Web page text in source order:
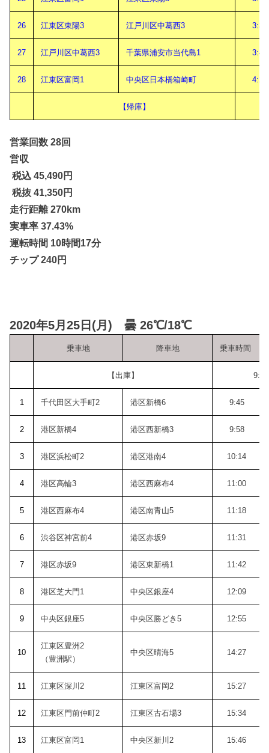
26 江東区東陽3 江戸川区中葛西3 3:33
27 江戸川区中葛西3 千葉県浦安市当代島1 3:48
28 江東区富岡1 中央区日本橋箱崎町 4:22
【帰庫】
営業回数 28回
営収
税込 45,490円
税抜 41,350円
走行距離 270km
実車率 37.43%
運転時間 10時間17分
チップ 240円
2020年5月25日(月) 曇 26℃/18℃
乗車地 降車地 乗車時間
【出庫】 9:27
1 千代田区大手町2 港区新橋6 9:45
2 港区新橋4 港区西新橋3 9:58
3 港区浜松町2 港区港南4 10:14
4 港区高輪3 港区西麻布4 11:00
5 港区西麻布4 港区南青山5 11:18
6 渋谷区神宮前4 港区赤坂9 11:31
7 港区赤坂9 港区東新橋1 11:42
8 港区芝大門1 中央区銀座4 12:09
9 中央区銀座5 中央区勝どき5 12:55
10
江東区豊洲2
（豊洲駅）
中央区晴海5 14:27
11 江東区深川2 江東区富岡2 15:27
12 江東区門前仲町2 江東区古石場3 15:34
13 江東区富岡1 中央区新川2 15:46